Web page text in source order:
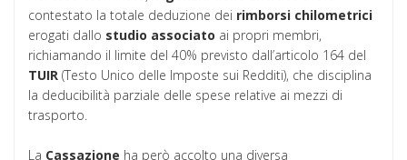
contestato la totale deduzione dei rimborsi chilometrici
erogati dallo studio associato ai propri membri,
richiamando il limite del 40% previsto dall’articolo 164 del
TUIR (Testo Unico delle Imposte sui Redditi), che disciplina
la deducibilità parziale delle spese relative ai mezzi di
trasporto.
La Cassazione ha però accolto una diversa